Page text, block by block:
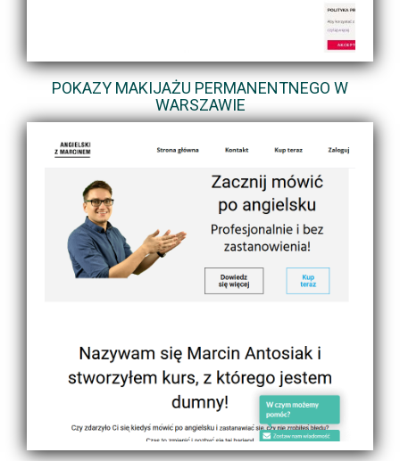
POKAZY MAKIJAŻU PERMANENTNEGO W
WARSZAWIE